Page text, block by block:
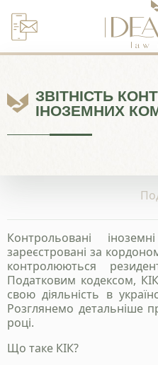
Перейти
до
ЗВІТНІСТЬ
ІНОЗЕМНИХ
Контрольовані
зареєстровані за
контролюються
Податковим кодексом,
свою діяльність в
Розглянемо детальніше
році.
Що таке КІК?